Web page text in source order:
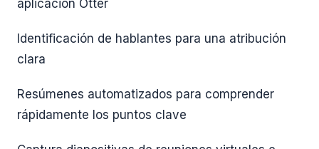
aplicación Otter
Identificación de hablantes para una atribución
clara
Resúmenes automatizados para comprender
rápidamente los puntos clave